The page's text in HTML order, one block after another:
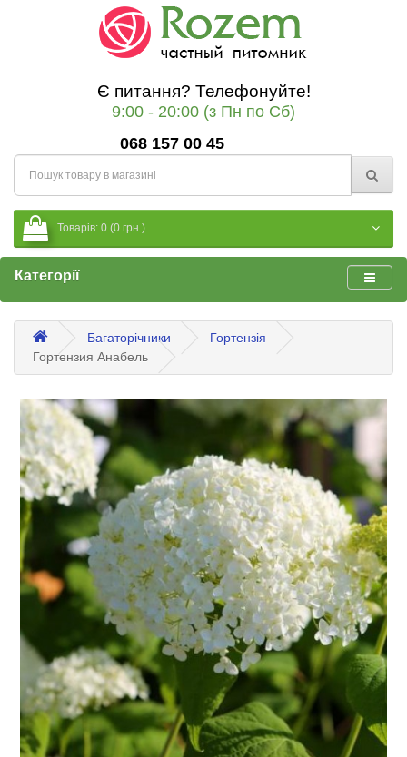
Є питання? Телефонуйте!
9:00 - 20:00 (з Пн по Сб)
068 157 00 45
Товарів: 0 (0 грн.)
Категорії
Багаторічники
Гортензія
Гортензия Анабель